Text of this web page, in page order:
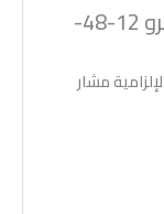
كن أول من يقيم “سول – يو – جرو 12-48-
مشار